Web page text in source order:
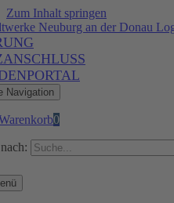
Zum Inhalt springen
Navigation
0